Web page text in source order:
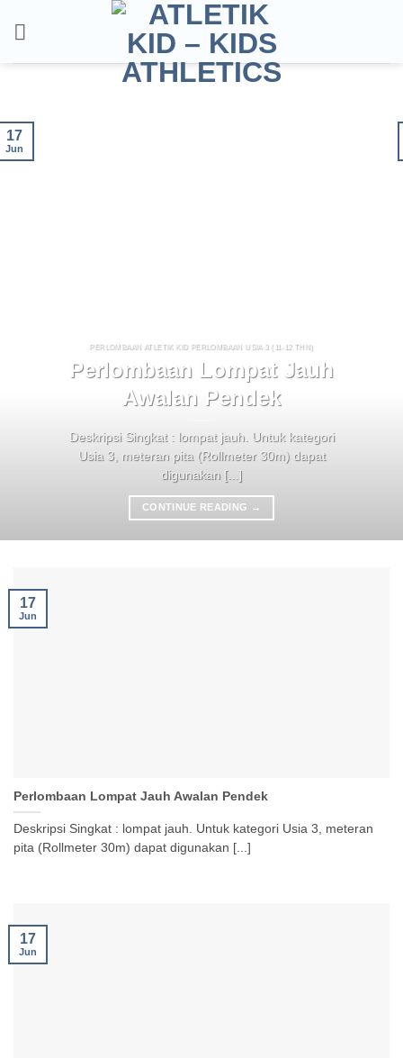
PERLOMBAAN ATLETIK KID PERLOMBAAN USIA 3 (11-12 THN)
Perlombaan Lompat Jauh
Awalan Pendek
Deskripsi Singkat : lompat jauh. Untuk kategori
Usia 3, meteran pita (Rollmeter 30m) dapat
digunakan [...]
CONTINUE READING →
17
Jun
Perlombaan Lompat Jauh Awalan Pendek
Deskripsi Singkat : lompat jauh. Untuk kategori Usia 3, meteran
pita (Rollmeter 30m) dapat digunakan [...]
17
Jun
17
Jun